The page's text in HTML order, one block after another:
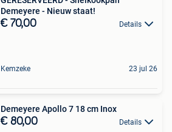
Demeyere - Nieuw staat!
€ 70,00 Details
Kemzeke 23 jul 26
Demeyere Apollo 7 18 cm Inox
€ 80,00 Details